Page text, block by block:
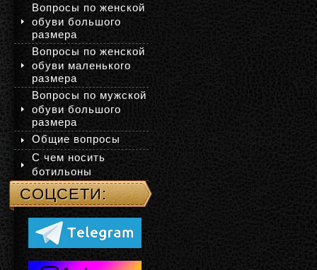
Вопросы по женской
обуви большого
размера
Вопросы по женской
обуви маленького
размера
Вопросы по мужской
обуви большого
размера
Общие вопросы
С чем носить
ботильоны
СОЦСЕТИ: